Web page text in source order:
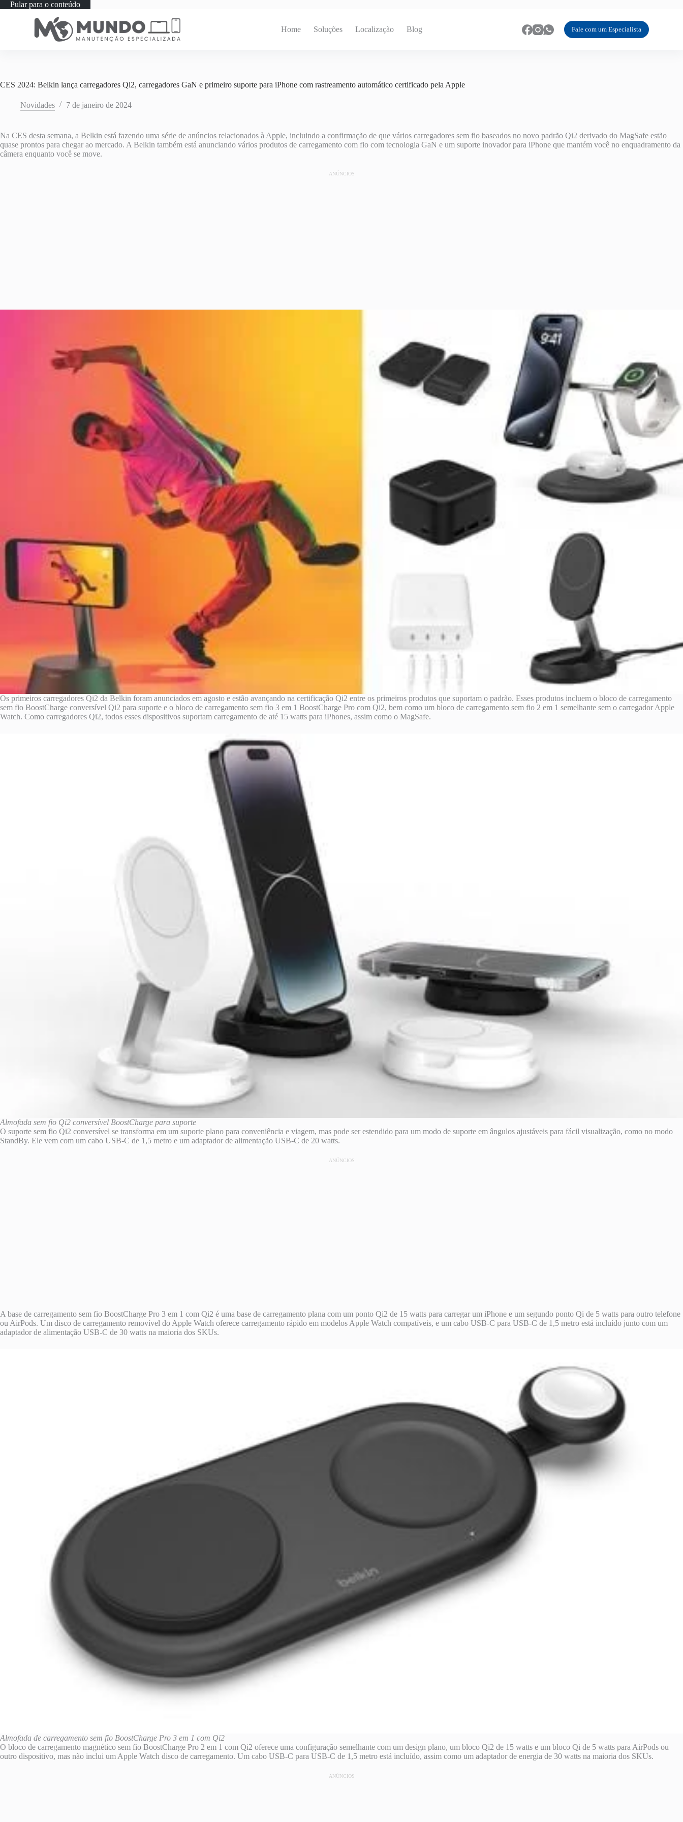
Pular para o conteúdo
Home Soluções Localização Blog Fale com um Especialista
CES 2024: Belkin lança carregadores Qi2, carregadores GaN e primeiro suporte para iPhone com rastreamento automático certificado pela Apple
Novidades 7 de janeiro de 2024
Na CES desta semana, a Belkin está fazendo uma série de anúncios relacionados à Apple, incluindo a confirmação de que vários carregadores sem fio baseados no novo padrão Qi2 derivado do MagSafe estão
quase prontos para chegar ao mercado. A Belkin também está anunciando vários produtos de carregamento com fio com tecnologia GaN e um suporte inovador para iPhone que mantém você no enquadramento da
câmera enquanto você se move.
ANÚNCIOS
Os primeiros carregadores Qi2 da Belkin foram anunciados em agosto e estão avançando na certificação Qi2 entre os primeiros produtos que suportam o padrão. Esses produtos incluem o bloco de carregamento
sem fio BoostCharge conversível Qi2 para suporte e o bloco de carregamento sem fio 3 em 1 BoostCharge Pro com Qi2, bem como um bloco de carregamento sem fio 2 em 1 semelhante sem o carregador Apple
Watch. Como carregadores Qi2, todos esses dispositivos suportam carregamento de até 15 watts para iPhones, assim como o ‌MagSafe‌.
Almofada sem fio Qi2 conversível BoostCharge para suporte
O suporte sem fio Qi2 conversível se transforma em um suporte plano para conveniência e viagem, mas pode ser estendido para um modo de suporte em ângulos ajustáveis ​​para fácil visualização, como no modo
StandBy. Ele vem com um cabo USB-C de 1,5 metro e um adaptador de alimentação USB-C de 20 watts.
ANÚNCIOS
A base de carregamento sem fio BoostCharge Pro 3 em 1 com Qi2 é uma base de carregamento plana com um ponto Qi2 de 15 watts para carregar um ‌iPhone‌ e um segundo ponto Qi de 5 watts para outro telefone
ou AirPods. Um disco de carregamento removível do Apple Watch oferece carregamento rápido em modelos Apple Watch compatíveis, e um cabo USB-C para USB-C de 1,5 metro está incluído junto com um
adaptador de alimentação USB-C de 30 watts na maioria dos SKUs.
Almofada de carregamento sem fio BoostCharge Pro 3 em 1 com Qi2
O bloco de carregamento magnético sem fio BoostCharge Pro 2 em 1 com Qi2 oferece uma configuração semelhante com um design plano, um bloco Qi2 de 15 watts e um bloco Qi de 5 watts para AirPods ou
outro dispositivo, mas não inclui um Apple Watch disco de carregamento. Um cabo USB-C para USB-C de 1,5 metro está incluído, assim como um adaptador de energia de 30 watts na maioria dos SKUs.
ANÚNCIOS